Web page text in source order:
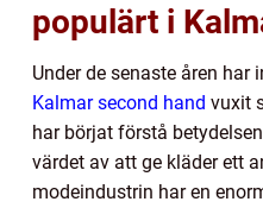
populärt i
Under de senaste åren har
Kalmar second hand vuxit
har börjat förstå
värdet av att ge kläder ett
modeindustrin har en